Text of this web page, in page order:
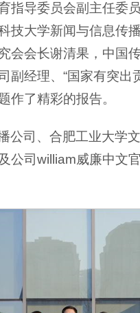
导委员会副主任委
大学新闻与信息传
会长谢清果，中国
经理、“国家有突
作了精彩的报告。
司、合肥工业大学
司william威廉中文